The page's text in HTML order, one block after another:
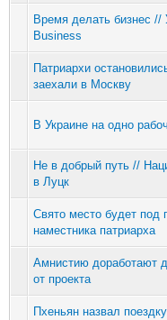
Время делать бизнес //
Business
Патриархи
заехали в Москву
В Украине на одно
Не в добрый путь //
в Луцк
Свято место будет
наместника патриарха
Амнистию доработают
от проекта
Пхеньян назвал